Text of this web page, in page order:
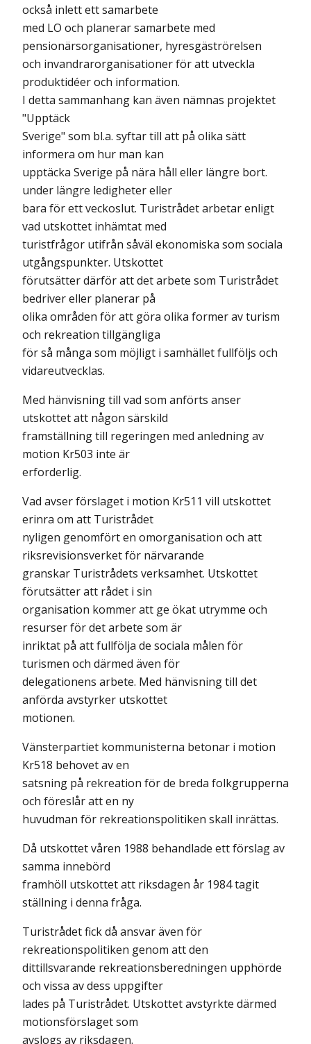
också inlett ett samarbete
med LO och planerar samarbete med
pensionärsorganisationer, hyresgäströrelsen
och invandrarorganisationer för att utveckla
produktidéer och information.
I detta sammanhang kan även nämnas projektet
"Upptäck
Sverige" som bl.a. syftar till att på olika sätt
informera om hur man kan
upptäcka Sverige på nära håll eller längre bort.
under längre ledigheter eller
bara för ett veckoslut. Turistrådet arbetar enligt
vad utskottet inhämtat med
turistfrågor utifrån såväl ekonomiska som sociala
utgångspunkter. Utskottet
förutsätter därför att det arbete som Turistrådet
bedriver eller planerar på
olika områden för att göra olika former av turism
och rekreation tillgängliga
för så många som möjligt i samhället fullföljs och
vidareutvecklas.
Med hänvisning till vad som anförts anser
utskottet att någon särskild
framställning till regeringen med anledning av
motion Kr503 inte är
erforderlig.
Vad avser förslaget i motion Kr511 vill utskottet
erinra om att Turistrådet
nyligen genomfört en omorganisation och att
riksrevisionsverket för närvarande
granskar Turistrådets verksamhet. Utskottet
förutsätter att rådet i sin
organisation kommer att ge ökat utrymme och
resurser för det arbete som är
inriktat på att fullfölja de sociala målen för
turismen och därmed även för
delegationens arbete. Med hänvisning till det
anförda avstyrker utskottet
motionen.
Vänsterpartiet kommunisterna betonar i motion
Kr518 behovet av en
satsning på rekreation för de breda folkgrupperna
och föreslår att en ny
huvudman för rekreationspolitiken skall inrättas.
Då utskottet våren 1988 behandlade ett förslag av
samma innebörd
framhöll utskottet att riksdagen år 1984 tagit
ställning i denna fråga.
Turistrådet fick då ansvar även för
rekreationspolitiken genom att den
dittillsvarande rekreationsberedningen upphörde
och vissa av dess uppgifter
lades på Turistrådet. Utskottet avstyrkte därmed
motionsförslaget som
avslogs av riksdagen.